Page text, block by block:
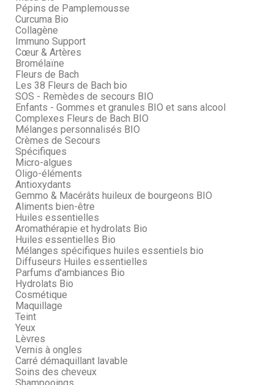
Pépins de Pamplemousse
Curcuma Bio
Collagène
Immuno Support
Cœur & Artères
Bromélaïne
Fleurs de Bach
Les 38 Fleurs de Bach bio
SOS - Remèdes de secours BIO
Enfants - Gommes et granules BIO et sans alcool
Complexes Fleurs de Bach BIO
Mélanges personnalisés BIO
Crèmes de Secours
Spécifiques
Micro-algues
Oligo-éléments
Antioxydants
Gemmo & Macérâts huileux de bourgeons BIO
Aliments bien-être
Huiles essentielles
Aromathérapie et hydrolats Bio
Huiles essentielles Bio
Mélanges spécifiques huiles essentiels bio
Diffuseurs Huiles essentielles
Parfums d'ambiances Bio
Hydrolats Bio
Cosmétique
Maquillage
Teint
Yeux
Lèvres
Vernis à ongles
Carré démaquillant lavable
Soins des cheveux